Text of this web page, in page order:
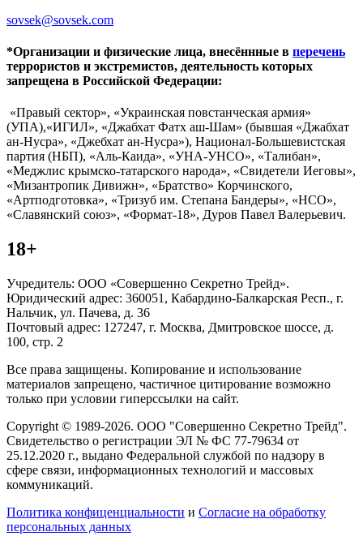
sovsek@sovsek.com
*Организации и физические лица, внесённные в перечень
террористов и экстремистов, деятельность которых
запрещена в Российской Федерации:
«Правый сектор», «Украинская повстанческая армия»
(УПА),«ИГИЛ», «Джабхат Фатх аш-Шам» (бывшая «Джабхат
ан-Нусра», «Джебхат ан-Нусра»), Национал-Большевистская
партия (НБП), «Аль-Каида», «УНА-УНСО», «Талибан»,
«Меджлис крымско-татарского народа», «Свидетели Иеговы»,
«Мизантропик Дивижн», «Братство» Корчинского,
«Артподготовка», «Тризуб им. Степана Бандеры», «НСО»,
«Славянский союз», «Формат-18», Дуров Павел Валерьевич.
18+
Учредитель: ООО «Совершенно Секретно Трейд».
Юридический адрес: 360051, Кабардино-Балкарская Респ., г.
Нальчик, ул. Пачева, д. 36
Почтовый адрес: 127247, г. Москва, Дмитровское шоссе, д.
100, стр. 2
Все права защищены. Копирование и использование
материалов запрещено, частичное цитирование возможно
только при условии гиперссылки на сайт.
Copyright © 1989-2026. ООО "Совершенно Секретно Трейд".
Свидетельство о регистрации ЭЛ № ФС 77-79634 от
25.12.2020 г., выдано Федеральной службой по надзору в
сфере связи, информационных технологий и массовых
коммуникаций.
Политика конфиценциальности и Согласие на обработку
персональных данных